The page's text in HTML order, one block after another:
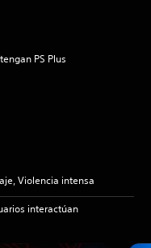
PS Plus
Violencia intensa
interactúan